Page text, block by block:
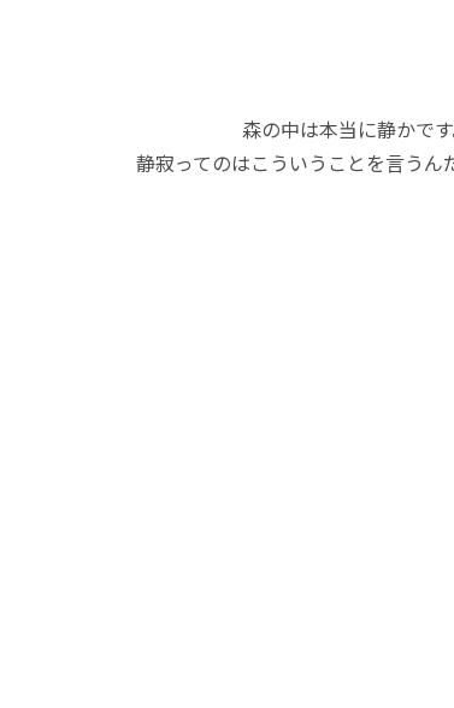
森の中は本当に静かです
静寂ってのはこういうことを言うん